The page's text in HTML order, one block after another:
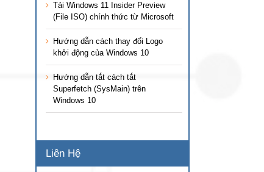
Tải Windows 11 Insider Preview
(File ISO) chính thức từ Microsoft
Hướng dẫn cách thay đổi Logo
khởi động của Windows 10
Hướng dẫn tắt cách tắt
Superfetch (SysMain) trên
Windows 10
Liên Hệ